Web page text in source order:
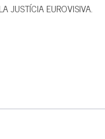
JUSTÍCIA EUROVISIVA.